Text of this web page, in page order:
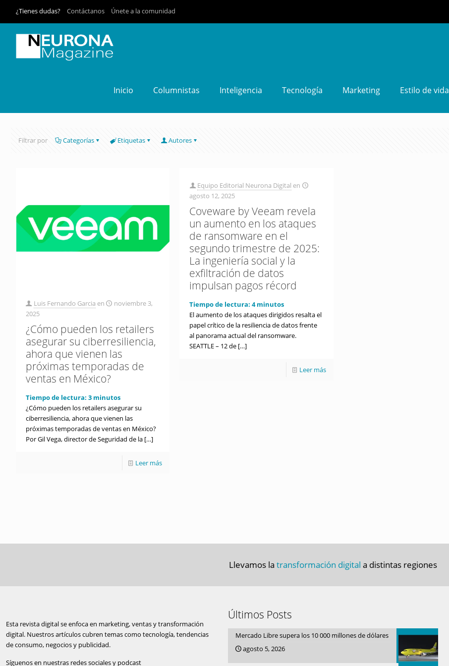
¿Tienes dudas? Contáctanos Únete a la comunidad
Inicio Columnistas Inteligencia Tecnología Marketing Estilo de vida
Filtrar por Categorías Etiquetas Autores
Luis Fernando Garcia en
noviembre 3,
2025
¿Cómo pueden los retailers
asegurar su ciberresiliencia,
ahora que vienen las
próximas temporadas de
ventas en México?
Tiempo de lectura: 3 minutos
¿Cómo pueden los retailers asegurar su
ciberresiliencia, ahora que vienen las
próximas temporadas de ventas en México?
Por Gil Vega, director de Seguridad de la[…]
Leer más
Equipo Editorial Neurona Digital en
agosto 12, 2025
Coveware by Veeam revela
un aumento en los ataques
de ransomware en el
segundo trimestre de 2025:
La ingeniería social y la
exfiltración de datos
impulsan pagos récord
Tiempo de lectura:4 minutos
El aumento de los ataques dirigidos resalta el
papel crítico de la resiliencia de datos frente
al panorama actual del ransomware.
SEATTLE – 12 de […]
Leer más
Llevamos la transformación digital a distintas regiones
Esta revista digital se enfoca en marketing, ventas y transformación
digital. Nuestros artículos cubren temas como tecnología, tendencias
de consumo, negocios y publicidad.
Síguenos en nuestras redes sociales y podcast
Últimos Posts
Mercado Libre supera los 10 000 millones de dólares
agosto 5, 2026